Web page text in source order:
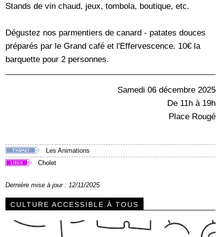
Stands de vin chaud, jeux, tombola, boutique, etc.
Dégustez nos parmentiers de canard - patates douces
préparés par le Grand café et l'Effervescence. 10€ la
barquette pour 2 personnes.
Samedi 06 décembre 2025
De 11h à 19h
Place Rougé
Les Animations
Cholet
Dernière mise à jour : 12/11/2025
CULTURE ACCESSIBLE À TOUS